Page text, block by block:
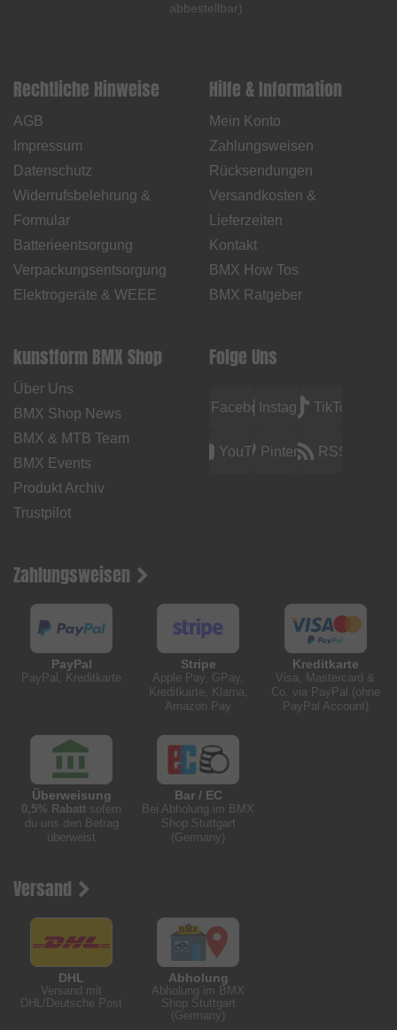
abbestellbar)
Rechtliche Hinweise
AGB
Impressum
Datenschutz
Widerrufsbelehrung &
Formular
Batterieentsorgung
Verpackungsentsorgung
Elektrogeräte & WEEE
Hilfe & Information
Mein Konto
Zahlungsweisen
Rücksendungen
Versandkosten &
Lieferzeiten
Kontakt
BMX How Tos
BMX Ratgeber
kunstform BMX Shop
Über Uns
BMX Shop News
BMX & MTB Team
BMX Events
Produkt Archiv
Trustpilot
Folge Uns
FacebookInstagramTikTok
YouTubePinterest RSS
Zahlungsweisen
PayPal
PayPal, Kreditkarte
Stripe
Apple Pay, GPay,
Kreditkarte, Klarna,
Amazon Pay
Kreditkarte
Visa, Mastercard &
Co. via PayPal (ohne
PayPal Account)
Überweisung
0,5% Rabatt sofern
du uns den Betrag
überweist
Bar / EC
Bei Abholung im BMX
Shop Stuttgart
(Germany)
Versand
DHL
Versand mit
DHL/Deutsche Post
Abholung
Abholung im BMX
Shop Stuttgart
(Germany)